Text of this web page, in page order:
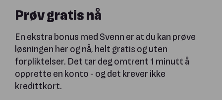
Prøv gratis nå
En ekstra bonus med Svenn er at du kan prøve
løsningen her og nå, helt gratis og uten
forpliktelser. Det tar deg omtrent 1 minutt å
opprette en konto - og det krever ikke
kredittkort.